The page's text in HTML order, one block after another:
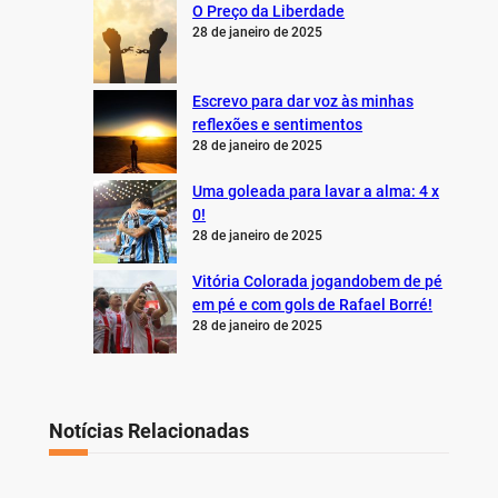
O Preço da Liberdade
28 de janeiro de 2025
Escrevo para dar voz às minhas
reflexões e sentimentos
28 de janeiro de 2025
Uma goleada para lavar a alma: 4 x
0!
28 de janeiro de 2025
Vitória Colorada jogandobem de pé
em pé e com gols de Rafael Borré!
28 de janeiro de 2025
Notícias Relacionadas